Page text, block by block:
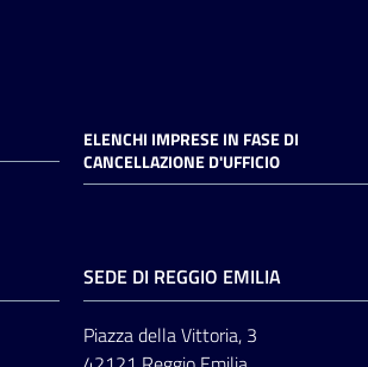
ELENCHI IMPRESE IN FASE DI
CANCELLAZIONE D'UFFICIO
SEDE DI REGGIO EMILIA
Piazza della Vittoria, 3